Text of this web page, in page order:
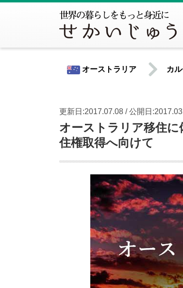
オーストラリア
世界共通情
北米
アメリカ合衆国 カナダ
中南米
アルゼンチン
ウルグ
エクアドル
キュー
グアテマラ
コロンビア
セン
チリ
ドミ
ニカラグア
ハイチ
カ
更新日:2017.07.08 / 公開日
オーストラリア移住
住権取得へ向けて